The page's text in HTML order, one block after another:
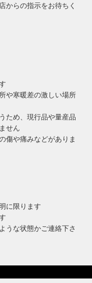
からの指示をお待ちく
や寒暖差の激しい場所
ため、現行品や量産品
せん
傷や痛みなどがありま
に限ります
うな状態かご連絡下さ